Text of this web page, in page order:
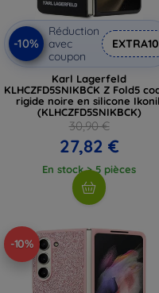
-10%
Réduction
avec
coupon
EXTRA10
Karl Lagerfeld
KLHCZFD5SNIKBCK Z Fold5
rigide noire en silicone
(KLHCZFD5SNIKBCK)
30,90 €
27,82 €
En stock > 5 pièces
-10%